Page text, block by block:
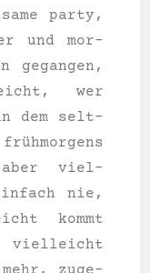
par­ty,
und mor­
wer
dem selt­
aber viel­
nie,
kommt
viel­leicht